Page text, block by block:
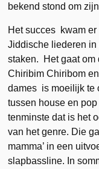
bekend stond om
Het succes kwam
Jiddische liederen
staken. Het gaat om
Chiribim Chiribom
dames is moeilijk te
tussen house en
tenminste dat is het
van het genre. Die
mamma’ in een
slapbassline. In